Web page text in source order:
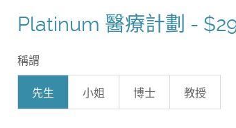
Platinum 醫療計劃 -
稱謂
先生 小姐 博士 教授